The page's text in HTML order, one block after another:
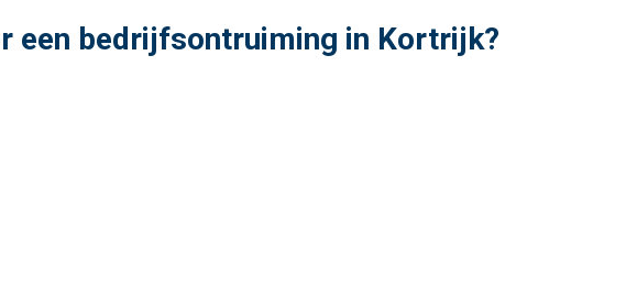
een bedrijfsontruiming in Kortrijk?